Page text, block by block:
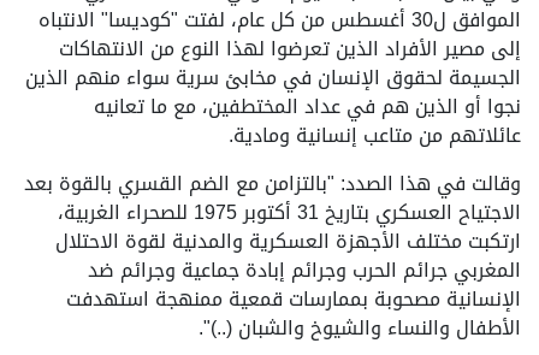
الموافق ل30 أغسطس من كل عام، لفتت "كوديسا" الانتباه
إلى مصير الأفراد الذين تعرضوا لهذا النوع من الانتهاكات
الجسيمة لحقوق الإنسان في مخابئ سرية سواء منهم الذين
نجوا أو الذين هم في عداد المختطفين، مع ما تعانيه
عائلاتهم من متاعب إنسانية ومادية.
وقالت في هذا الصدد: "بالتزامن مع الضم القسري بالقوة بعد
الاجتياح العسكري بتاريخ 31 أكتوبر 1975 للصحراء الغربية،
ارتكبت مختلف الأجهزة العسكرية والمدنية لقوة الاحتلال
المغربي جرائم الحرب وجرائم إبادة جماعية وجرائم ضد
الإنسانية مصحوبة بممارسات قمعية ممنهجة استهدفت
الأطفال والنساء والشيوخ والشبان (..)".